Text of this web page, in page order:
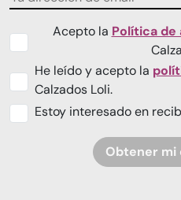
Acepto la Política
He leído y acepto la
Calzados Loli.
Estoy interesado en
Obtener mi